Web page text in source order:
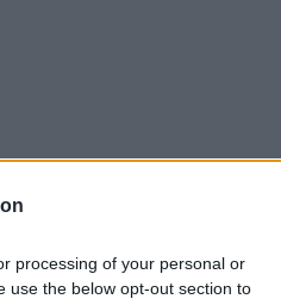
processing of your personal or
use the below opt-out section to